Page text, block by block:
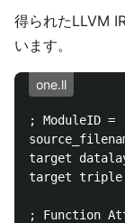
得られたLLVM
います。
one.ll
; ModuleID =
target
target triple
; Function